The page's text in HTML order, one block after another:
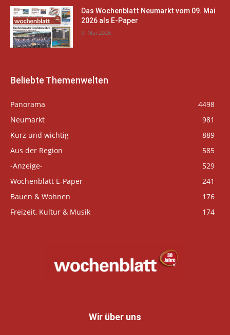
Das Wochenblatt Neumarkt vom 09. Mai
2026 als E-Paper
9. Mai 2026
Beliebte Themenwelten
Panorama
4498
Neumarkt
981
Kurz und wichtig
889
Aus der Region
585
-Anzeige-
529
Wochenblatt E-Paper
241
Bauen & Wohnen
176
Freizeit, Kultur & Musik
174
Wir über uns